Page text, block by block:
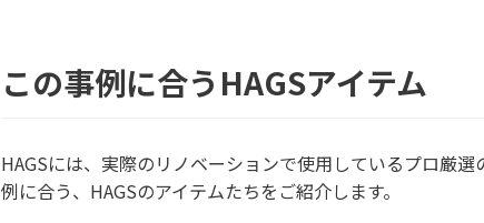
この事例に合うHAGSアイテム
HAGSには、実際のリノベーションで使用しているプロ厳
例に合う、HAGSのアイテムたちをご紹介します。